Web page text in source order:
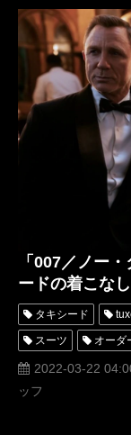
オーダータキシー
新郎衣装 レン
レンタルタキシー
007 タキシー
タキシード靴
007は
「007／ノー
ードの着こなし
タキシード
スーツ オーダ
レンタルタキシード
購入
2022-03-22
ッフ